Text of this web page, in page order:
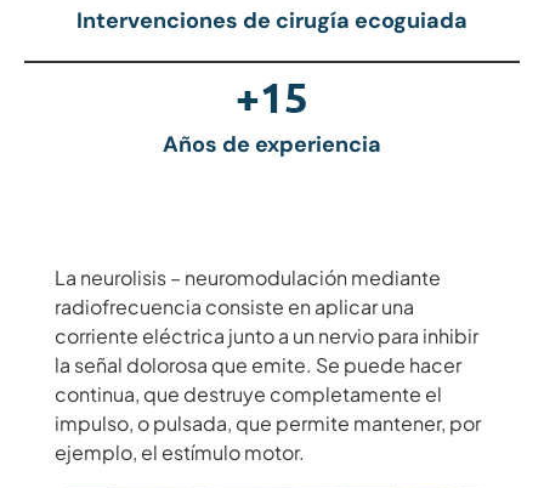
Intervenciones de cirugía ecoguiada
Años de experiencia
+15
La neurolisis – neuromodulación mediante
radiofrecuencia consiste en aplicar una
corriente eléctrica junto a un nervio para inhibir
la señal dolorosa que emite. Se puede hacer
continua, que destruye completamente el
impulso, o pulsada, que permite mantener, por
ejemplo, el estímulo motor.